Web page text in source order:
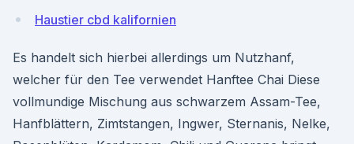
Haustier cbd kalifornien
Es handelt sich hierbei allerdings um Nutzhanf,
welcher für den Tee verwendet Hanftee Chai Diese
vollmundige Mischung aus schwarzem Assam-Tee,
Hanfblättern, Zimtstangen, Ingwer, Sternanis, Nelke,